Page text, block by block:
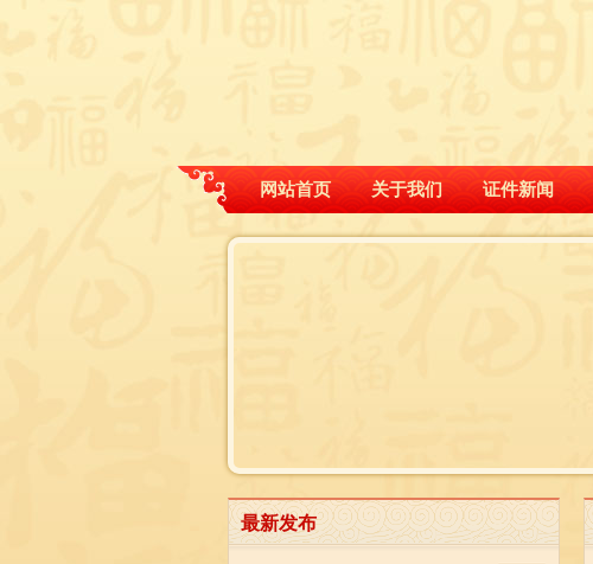
网站首页 关于我们 证件新闻
最新发布